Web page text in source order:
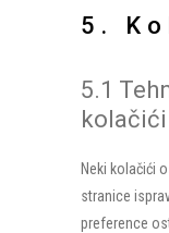
5.
5.1
kolačići
Neki kolačići
stranice
preference